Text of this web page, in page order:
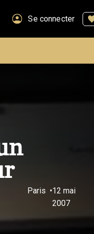
Se connecter
Paris
12 mai
2007